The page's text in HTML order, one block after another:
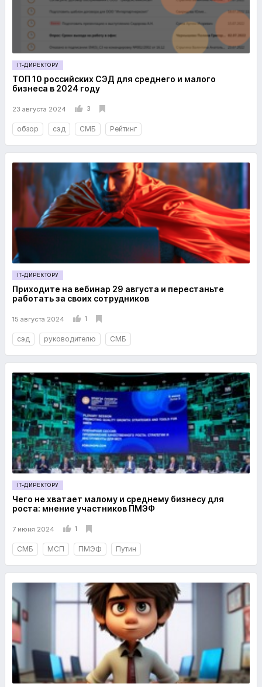
IT-ДИРЕКТОРУ
ТОП 10 российских СЭД для среднего и малого
бизнеса в 2024 году
23 августа 2024 3
обзор сэд СМБ Рейтинг
IT-ДИРЕКТОРУ
Приходите на вебинар 29 августа и перестаньте
работать за своих сотрудников
15 августа 2024 1
сэд руководителю СМБ
IT-ДИРЕКТОРУ
Чего не хватает малому и среднему бизнесу для
роста: мнение участников ПМЭФ
7 июня 2024 1
СМБ МСП ПМЭФ Путин